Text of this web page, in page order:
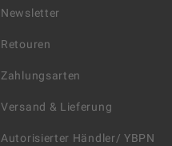
Newsletter
Retouren
Zahlungsarten
Versand & Lieferung
Autorisierter Händler/ YBPN